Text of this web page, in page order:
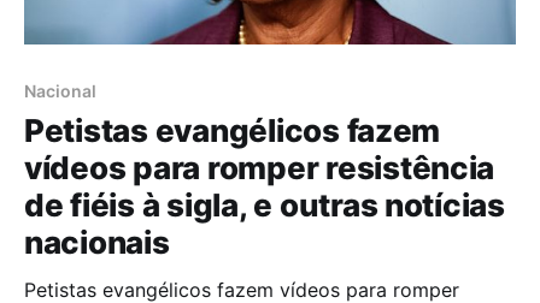
Nacional
Petistas evangélicos fazem
vídeos para romper resistência
de fiéis à sigla, e outras notícias
nacionais
Petistas evangélicos fazem vídeos para romper